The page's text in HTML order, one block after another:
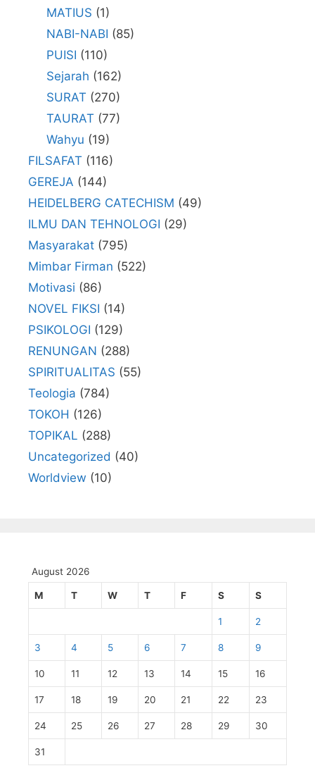
MATIUS (1)
NABI-NABI (85)
PUISI (110)
Sejarah (162)
SURAT (270)
TAURAT (77)
Wahyu (19)
FILSAFAT (116)
GEREJA (144)
HEIDELBERG CATECHISM (49)
ILMU DAN TEHNOLOGI (29)
Masyarakat (795)
Mimbar Firman (522)
Motivasi (86)
NOVEL FIKSI (14)
PSIKOLOGI (129)
RENUNGAN (288)
SPIRITUALITAS (55)
Teologia (784)
TOKOH (126)
TOPIKAL (288)
Uncategorized (40)
Worldview (10)
August 2026
M T W T F S S
1 2
3 4 5 6 7 8 9
10 11 12 13 14 15 16
17 18 19 20 21 22 23
24 25 26 27 28 29 30
31